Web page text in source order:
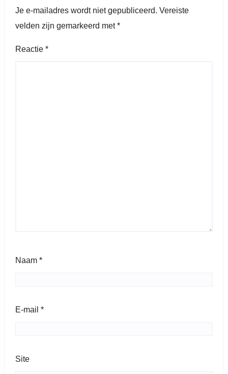
Je e-mailadres wordt niet gepubliceerd. Vereiste
velden zijn gemarkeerd met*
Reactie *
Naam *
E-mail *
Site